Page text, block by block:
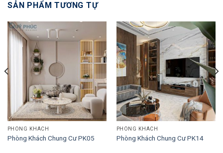
SẢN PHẨM TƯƠNG TỰ
PHÒNG KHÁCH
Phòng Khách Chung Cư PK05
PHÒNG KHÁCH
Phòng Khách Chung Cư PK14